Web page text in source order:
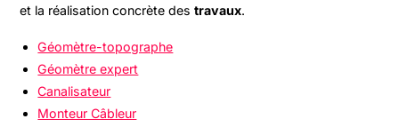
et la réalisation concrète destravaux.
Géomètre-topographe
Géomètre expert
Canalisateur
Monteur Câbleur